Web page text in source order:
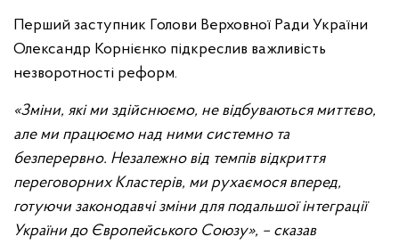
Перший заступник Голови Верховної Ради України
Олександр Корнієнко підкреслив важливість
незворотності реформ.
«Зміни, які ми здійснюємо, не відбуваються миттєво,
але ми працюємо над ними системно та
безперервно. Незалежно від темпів відкриття
переговорних Кластерів, ми рухаємося вперед,
готуючи законодавчі зміни для подальшої інтеграції
України до Європейського Союзу», – сказав